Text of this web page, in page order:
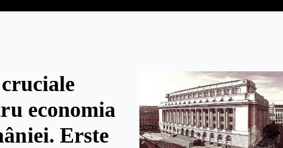
economia
Erste